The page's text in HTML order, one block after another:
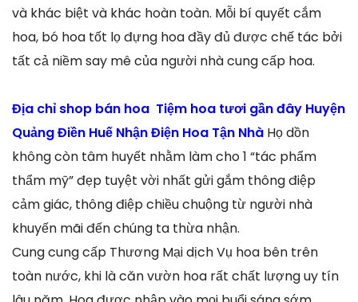
và khác biệt và khác hoàn toàn. Mỗi bí quyết cắm
hoa, bó hoa tốt lọ đựng hoa đầy đủ được chế tác bởi
tất cả niềm say mê của người nhà cung cấp hoa.
Địa chỉ shop bán hoa Tiệm hoa tươi gần đây Huyện
Quảng Điền Huế Nhận Điện Hoa Tận Nhà Họ dồn
không còn tâm huyết nhằm làm cho 1 “tác phẩm
thẩm mỹ” đẹp tuyệt vời nhất gửi gắm thông điệp
cảm giác, thông điệp chiều chuộng từ người nhà
khuyến mãi đến chúng ta thừa nhận.
Cung cung cấp Thương Mại dịch Vụ hoa bên trên
toàn nước, khi là căn vườn hoa rất chất lượng uy tín